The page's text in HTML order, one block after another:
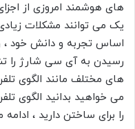
های هوشمند امروزی از
یک می توانند مشکلات
اساس تجربه و دانش خود
رسیدن به آی سی شارژ را
های مختلف مانند الگوی
می خواهید بدانید الگوی
را برای ساختن دارید ، ادامه